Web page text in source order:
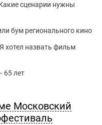
сценарии нужны
бум регионального кино
хотел назвать фильм
65 лет
Московский